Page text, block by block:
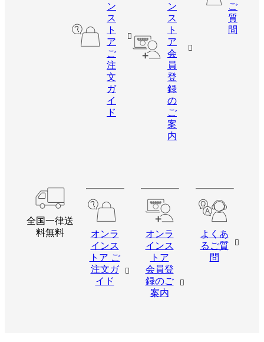
ン
ス
ト
ア
ご
注
文
ガ
イ
ド
ン
ス
ト
ア
会
員
登
録
の
ご
案
内
ご
質
問
全国一律送
料無料
オンラ
インス
トア ご
注文ガ
イド
オンラ
インス
トア
会員登
録のご
案内
よくあ
るご質
問